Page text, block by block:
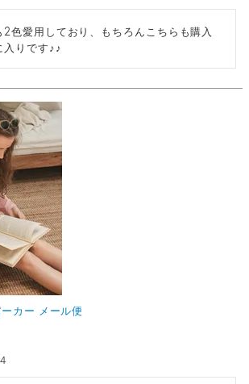
色愛用しており、もちろんこちらも購入
入りです♪♪
カー メール便